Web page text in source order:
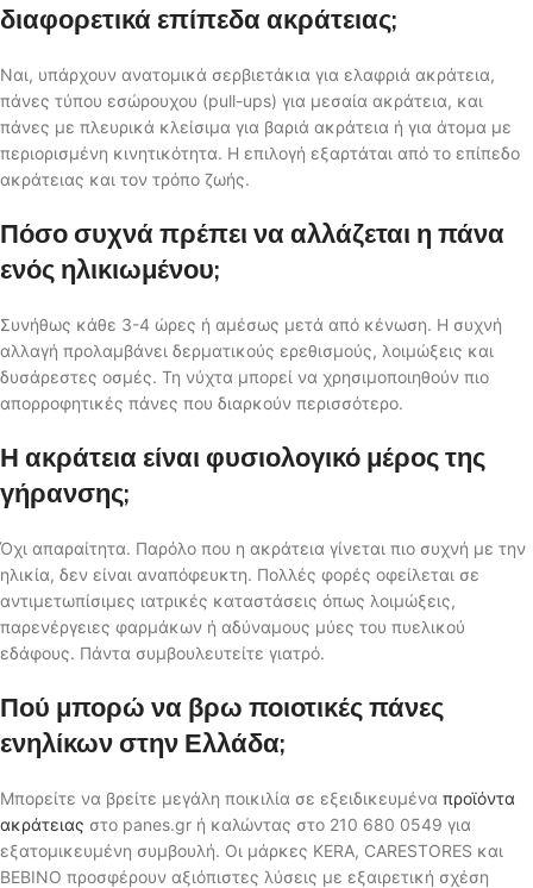
διαφορετικά επίπεδα ακράτειας;
Ναι, υπάρχουν ανατομικά σερβιετάκια για ελαφριά ακράτεια,
πάνες τύπου εσώρουχου (pull-ups) για μεσαία ακράτεια, και
πάνες με πλευρικά κλείσιμα για βαριά ακράτεια ή για άτομα με
περιορισμένη κινητικότητα. Η επιλογή εξαρτάται από το επίπεδο
ακράτειας και τον τρόπο ζωής.
Πόσο συχνά πρέπει να αλλάζεται η πάνα
ενός ηλικιωμένου;
Συνήθως κάθε 3-4 ώρες ή αμέσως μετά από κένωση. Η συχνή
αλλαγή προλαμβάνει δερματικούς ερεθισμούς, λοιμώξεις και
δυσάρεστες οσμές. Τη νύχτα μπορεί να χρησιμοποιηθούν πιο
απορροφητικές πάνες που διαρκούν περισσότερο.
Η ακράτεια είναι φυσιολογικό μέρος της
γήρανσης;
Όχι απαραίτητα. Παρόλο που η ακράτεια γίνεται πιο συχνή με την
ηλικία, δεν είναι αναπόφευκτη. Πολλές φορές οφείλεται σε
αντιμετωπίσιμες ιατρικές καταστάσεις όπως λοιμώξεις,
παρενέργειες φαρμάκων ή αδύναμους μύες του πυελικού
εδάφους. Πάντα συμβουλευτείτε γιατρό.
Πού μπορώ να βρω ποιοτικές πάνες
ενηλίκων στην Ελλάδα;
Μπορείτε να βρείτε μεγάλη ποικιλία σε εξειδικευμένα προϊόντα
ακράτειας στο panes.gr ή καλώντας στο 210 680 0549 για
εξατομικευμένη συμβουλή. Οι μάρκες KERA, CARESTORES και
BEBINO προσφέρουν αξιόπιστες λύσεις με εξαιρετική σχέση